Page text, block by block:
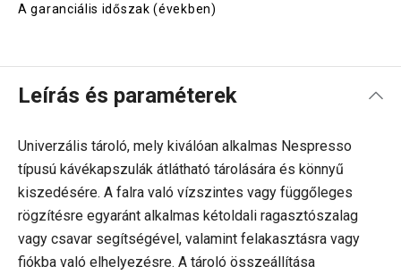
A garanciális időszak (években)
Leírás és paraméterek
Univerzális tároló, mely kiválóan alkalmas Nespresso
típusú kávékapszulák átlátható tárolására és könnyű
kiszedésére. A falra való vízszintes vagy függőleges
rögzítésre egyaránt alkalmas kétoldali ragasztószalag
vagy csavar segítségével, valamint felakasztásra vagy
fiókba való elhelyezésre. A tároló összeállítása